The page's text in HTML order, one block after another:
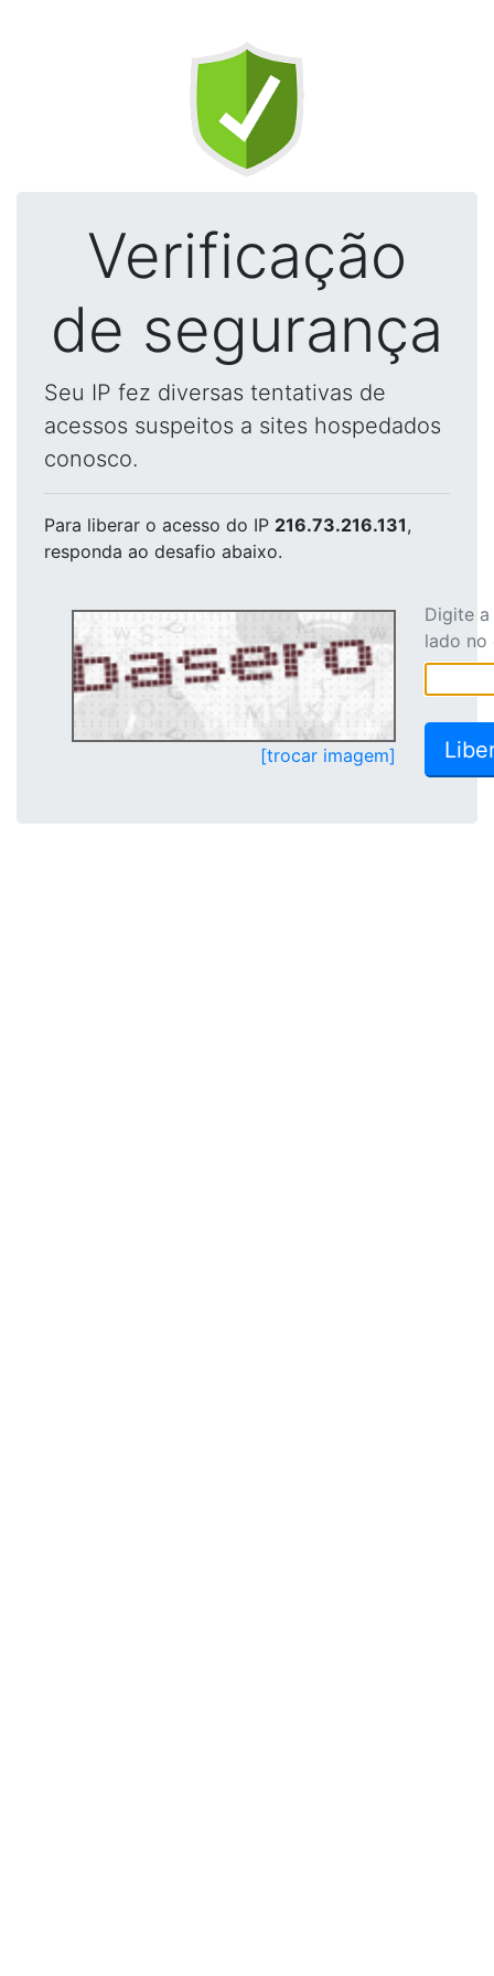
Verificação
de segurança
Seu IP fez diversas tentativas de
acessos suspeitos a sites hospedados
conosco.
Para liberar o acesso do IP 216.73.216.131,
responda ao desafio abaixo.
[trocar imagem]
Digite
lado no